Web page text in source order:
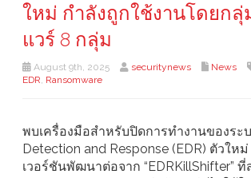
ใหม่ กำลังถูกใช้งานโดยก
แวร์ 8 กลุ่ม
August 9th, 2025 securitynews News
EDR, Ransomware
พบเครื่องมือสำหรับปิดการทำงานของระ
Detection and Response (EDR) ตัวให
เวอร์ชันพัฒนาต่อจาก “EDRKillShifter”